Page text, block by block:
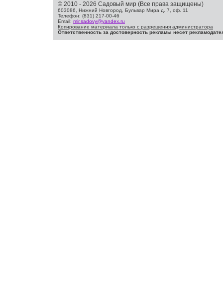
© 2010 - 2026 Садовый мир (Все права защищены)
603086, Нижний Новгород, Бульвар Мира д. 7, оф. 11
Телефон: (831) 217-00-46
Email: mir.sadovy@yandex.ru
Копирование материала только с разрешения администратора
Ответственность за достоверность рекламы несет